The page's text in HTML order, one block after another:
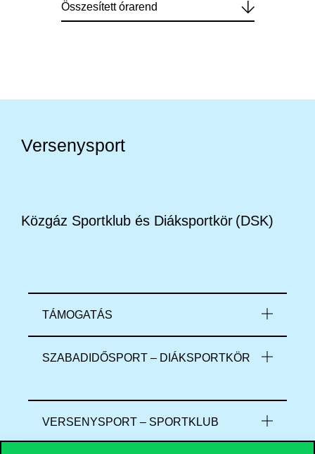
Összesített órarend
Versenysport
Közgáz Sportklub és Diáksportkör (DSK)
TÁMOGATÁS
SZABADIDŐSPORT – DIÁKSPORTKÖR
VERSENYSPORT – SPORTKLUB